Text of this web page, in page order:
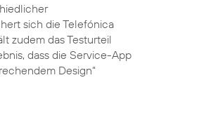
sich die Telefónica
zudem das Testurteil
dass die Service-App
Design“